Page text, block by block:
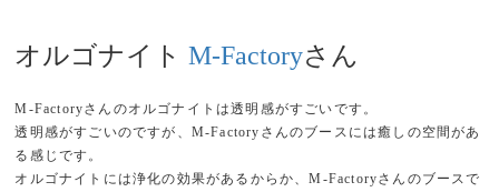
オルゴナイトM-Factoryさん
M-Factoryさんのオルゴナイトは透明感がすごいです。
透明感がすごいのですが、M-Factoryさんのブースには癒しの空間があ
る感じです。
オルゴナイトには浄化の効果があるからか、M-Factoryさんのブースで